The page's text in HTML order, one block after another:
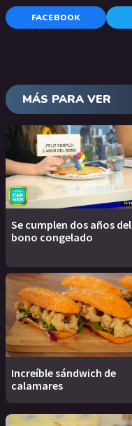
FACEBOOK
MÁS PARA VER
Se cumplen dos años del
bono congelado
Increíble sándwich de
calamares